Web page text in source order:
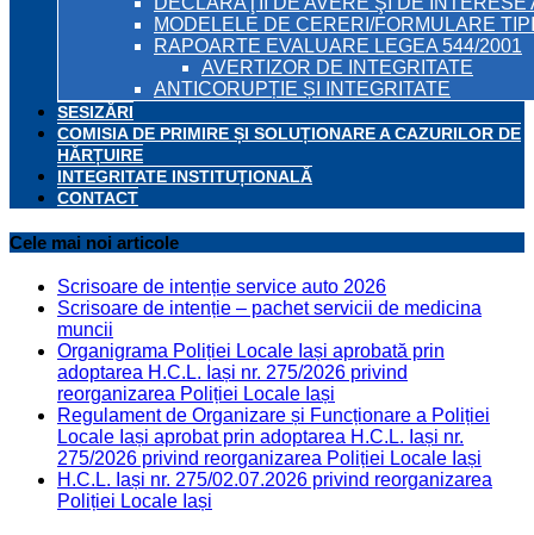
MODELELE DE CERERI/FORMULARE
RAPOARTE EVALUARE LEGEA 544/2001
AVERTIZOR DE INTEGRITATE
ANTICORUPȚIE ȘI INTEGRITATE
SESIZĂRI
COMISIA DE PRIMIRE ȘI SOLUȚIONARE A CAZURILOR DE
HĂRȚUIRE
INTEGRITATE INSTITUȚIONALĂ
CONTACT
Cele mai noi articole
Scrisoare de intenție service auto 2026
Scrisoare de intenție – pachet servicii de medicina
muncii
Organigrama Poliției Locale Iași aprobată prin
adoptarea H.C.L. Iași nr. 275/2026 privind
reorganizarea Poliției Locale Iași
Regulament de Organizare și Funcționare a Poliției
Locale Iași aprobat prin adoptarea H.C.L. Iași nr.
275/2026 privind reorganizarea Poliției Locale Iași
H.C.L. Iași nr. 275/02.07.2026 privind reorganizarea
Poliției Locale Iași